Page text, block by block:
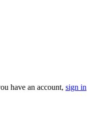
have an account, sign in